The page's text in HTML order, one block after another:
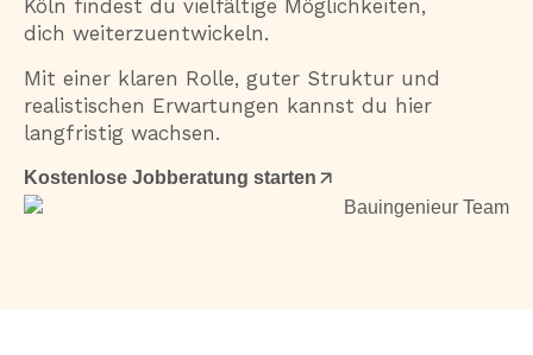
Köln findest du vielfältige Möglichkeiten,
dich weiterzuentwickeln.
Mit einer klaren Rolle, guter Struktur und
realistischen Erwartungen kannst du hier
langfristig wachsen.
Kostenlose Jobberatung starten